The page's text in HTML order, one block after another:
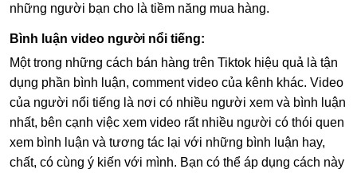
những người bạn cho là tiềm năng mua hàng.
Bình luận video người nổi tiếng:
Một trong những cách bán hàng trên Tiktok hiệu quả là tận
dụng phần bình luận, comment video của kênh khác. Video
của người nổi tiếng là nơi có nhiều người xem và bình luận
nhất, bên cạnh việc xem video rất nhiều người có thói quen
xem bình luận và tương tác lại với những bình luận hay,
chất, có cùng ý kiến với mình. Bạn có thể áp dụng cách này